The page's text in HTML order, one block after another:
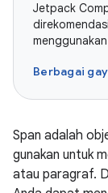
Jetpack
Berbagai
Span adalah
gunakan untuk
atau paragraf.